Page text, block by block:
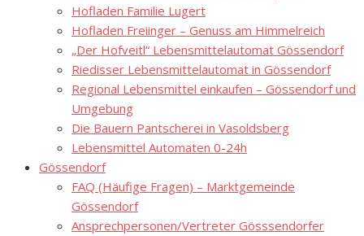
Hofladen Familie Lugert
Hofladen Freiinger – Genuss am Himmelreich
„Der Hofveitl“ Lebensmittelautomat Gössendorf
Riedisser Lebensmittelautomat in Gössendorf
Regional Lebensmittel einkaufen – Gössendorf und
Umgebung
Die Bauern Pantscherei in Vasoldsberg
Lebensmittel Automaten 0-24h
Gössendorf
FAQ (Häufige Fragen) – Marktgemeinde
Gössendorf
Ansprechpersonen/Vertreter Gösssendorfer